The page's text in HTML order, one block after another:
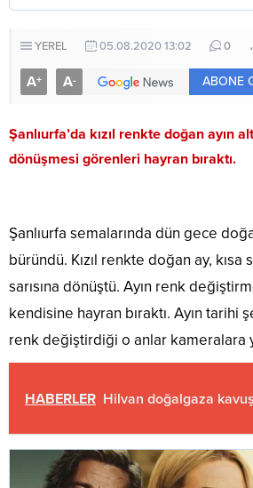
YEREL 05.08.2020 13:02 0
A+ A- ABONE
Şanlıurfa’da kızıl renkte doğan ayın
dönüşmesi görenleri hayran bıraktı.
Şanlıurfa semalarında dün gece
büründü. Kızıl renkte doğan ay, kısa
sarısına dönüştü. Ayın renk
kendisine hayran bıraktı. Ayın tarihi
renk değiştirdiği o anlar kameralara
HABERLER Hilvan doğalgaza